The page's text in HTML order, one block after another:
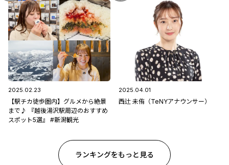
2025.02.23
【駅チカ徒歩圏内】グルメから絶景
まで♪ 『越後湯沢駅周辺のおすすめ
スポット5選』 #新潟観光
2025.04.01
西辻 未侑（TeNYアナウンサー）
ランキングをもっと見る